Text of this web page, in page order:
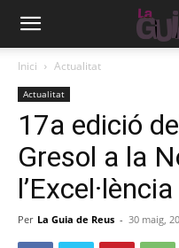
Inici Actualitat
Actualitat
17a edició
Gresol a la
l’Excel·lència
Per La Guia de Reus - 30 maig,